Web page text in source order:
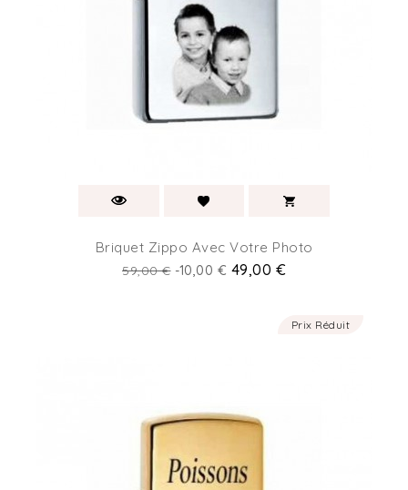
Briquet Zippo Avec Votre Photo
Prix
59,00 € -10,00 € Prix
49,00 €
Prix Réduit